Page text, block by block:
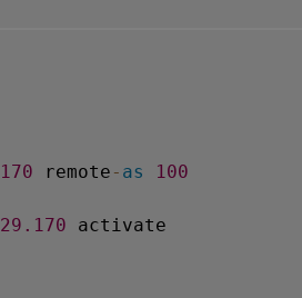
remote - as
100
.170